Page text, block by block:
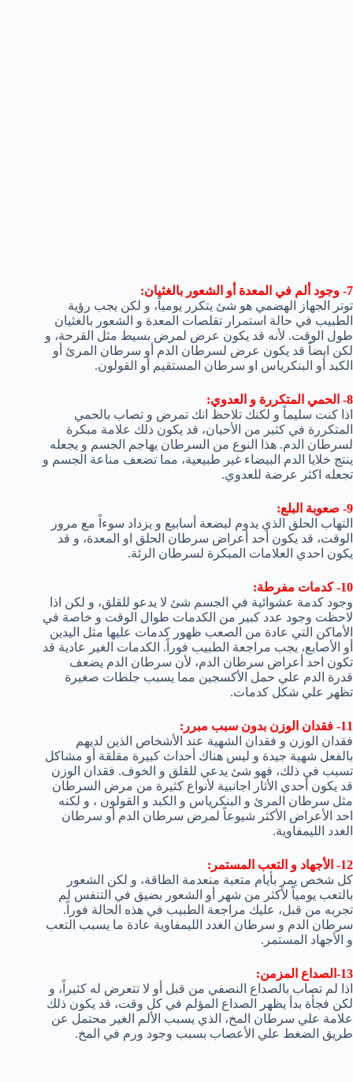
7- وجود ألم في المعدة أو الشعور بالغثيان:
توتر الجهاز الهضمي هو شئ يتكرر يومياً، و لكن يجب رؤية
الطبيب في حالة استمرار تقلصات المعدة و الشعور بالغثيان
طول الوقت. لأنه قد يكون عرض لمرض بسيط مثل القرحة، و
لكن ايضاً قد يكون عرض لسرطان الدم أو سرطان المرئ أو
الكبد أو البنكرياس او سرطان المستقيم أو القولون.
8- الحمي المتكررة و العدوي:
اذا كنت سليماً و لكنك تلاحظ انك تمرض و تصاب بالحمي
المتكررة في كثير من الأحيان، قد يكون ذلك علامة مبكرة
لسرطان الدم. هذا النوع من السرطان يهاجم الجسم و يجعله
ينتج خلايا الدم البيضاء غير طبيعية، مما تضعف مناعة الجسم و
تجعله اكثر عرضة للعدوي.
9- صعوبة البلع:
التهاب الحلق الذي يدوم لبضعة أسابيع و يزداد سوءاً مع مرور
الوقت، قد يكون أحد أعراض سرطان الحلق او المعدة، و قد
يكون احدي العلامات المبكرة لسرطان الرئة.
10- كدمات مفرطة:
وجود كدمة عشوائية في الجسم شئ لا يدعو للقلق، و لكن اذا
لاحظت وجود عدد كبير من الكدمات طوال الوقت و خاصة في
الأماكن التي عادة من الصعب ظهور كدمات عليها مثل اليدين
أو الأصابع، يجب مراجعة الطبيب فوراً. الكدمات الغير عادية قد
تكون احد أعراض سرطان الدم، لأن سرطان الدم يضعف
قدرة الدم علي حمل الأكسجين مما يسبب جلطات صغيرة
تظهر علي شكل كدمات.
11- فقدان الوزن بدون سبب مبرر:
فقدان الوزن و فقدان الشهية عند الأشخاص الذين لديهم
بالفعل شهية جيدة و ليس هناك أحداث كبيرة مقلقة أو مشاكل
تسبب في ذلك، فهو شئ يدعي للقلق و الخوف. فقدان الوزن
قد يكون أحدي الأثار اجانبية لأنواع كثيرة من مرض السرطان
مثل سرطان المرئ و البنكرياس و الكبد و القولون ، و لكنه
احد الأعراض الأكثر شيوعاً لمرض سرطان الدم أو سرطان
الغدد الليمفاوية.
12- الأجهاد و التعب المستمر:
كل شخص يمر بأيام متعبة منعدمة الطاقة، و لكن الشعور
بالتعب يومياً لأكثر من شهر أو الشعور بضيق في التنفس لم
تجربه من قبل، عليك مراجعة الطبيب في هذه الحالة فوراً.
سرطان الدم و سرطان الغدد الليمفاوية عادة ما يسبب التعب
و الأجهاد المستمر.
13-الصداع المزمن:
اذا لم تصاب بالصداع النصفي من قبل أو لا تتعرض له كثيراً، و
لكن فجأة بدأ يظهر الصداع المؤلم في كل وقت، قد يكون ذلك
علامة علي سرطان المخ، الذي يسبب الألم الغير محتمل عن
طريق الضغط علي الأعصاب بسبب وجود ورم في المخ.